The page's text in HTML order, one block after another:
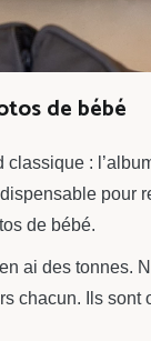
de bébé
classique :
pour
de bébé.
ai des tonnes.
chacun. Ils sont